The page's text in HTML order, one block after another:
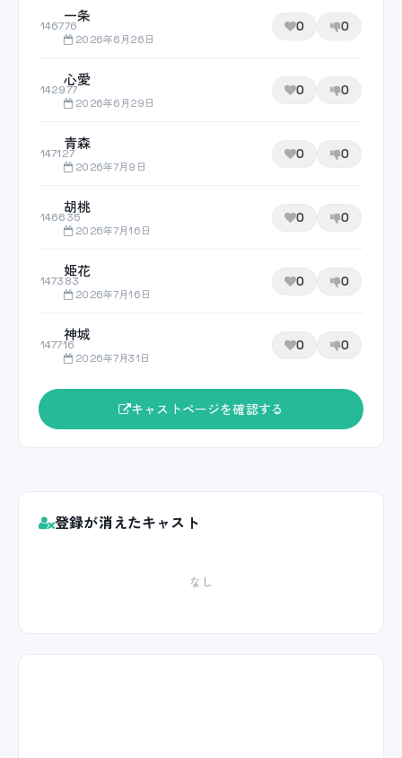
146776
一条
2026年6月26日
0 0
142977
心愛
2026年6月29日
0 0
147127
青森
2026年7月9日
0 0
146635
胡桃
2026年7月16日
0 0
147383
姫花
2026年7月16日
0 0
147716
神城
2026年7月31日
0 0
キャストページを確認する
登録が消えたキャスト
なし